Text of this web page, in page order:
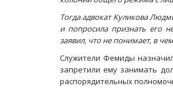
Тогда адвокат Куликова
и попросила признать его
заявил, что не понимает, в
Служители Фемиды
запретили ему занимать
распорядительных